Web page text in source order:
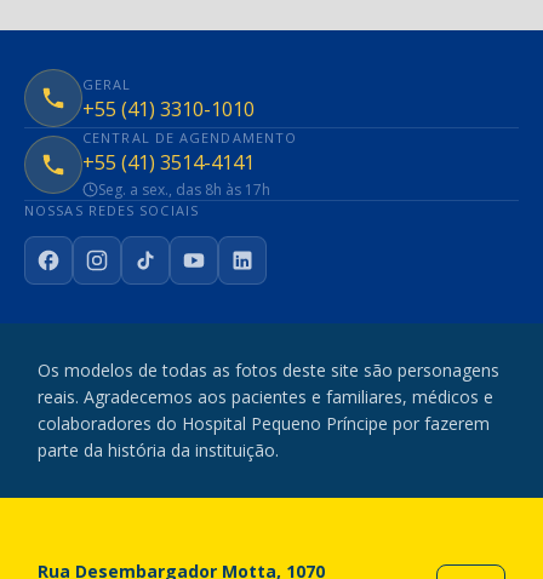
GERAL
+55 (41) 3310-1010
CENTRAL DE AGENDAMENTO
+55 (41) 3514-4141
Seg. a sex., das 8h às 17h
NOSSAS REDES SOCIAIS
FacebookInstagram
TikTokYouTubeLinkedIn
Os modelos de todas as fotos deste site são personagens
reais. Agradecemos aos pacientes e familiares, médicos e
colaboradores do Hospital Pequeno Príncipe por fazerem
parte da história da instituição.
Rua Desembargador Motta, 1070